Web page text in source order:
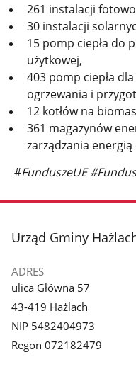
261 instalacji
30 instalacji
15 pomp ciepła do
użytkowej,
403 pomp ciepła
ogrzewania i
12 kotłów na
361 magazynów
zarządzania
#FunduszeUE
stopka
Urząd Gminy
ADRES
ulica Główna 57
43-419 Hażlach
NIP 5482404973
Regon 072182479